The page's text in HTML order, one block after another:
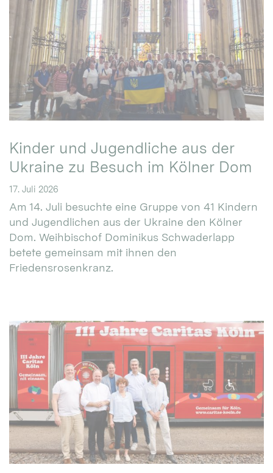
Kinder und Jugendliche aus der
Ukraine zu Besuch im Kölner Dom
17. Juli 2026
Am 14. Juli besuchte eine Gruppe von 41 Kindern
und Jugendlichen aus der Ukraine den Kölner
Dom. Weihbischof Dominikus Schwaderlapp
betete gemeinsam mit ihnen den
Friedensrosenkranz.